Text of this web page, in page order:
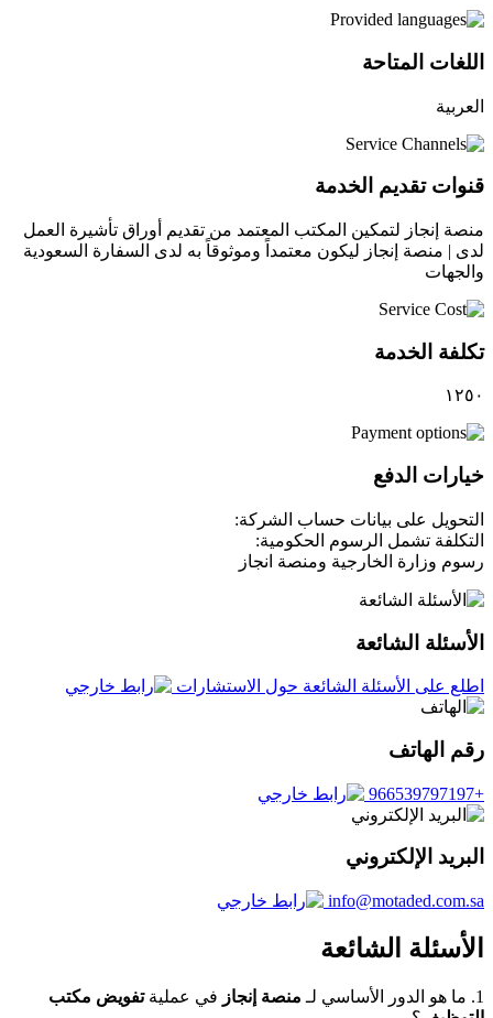
اللغات المتاحة
العربية
قنوات تقديم الخدمة
منصة إنجاز لتمكين المكتب المعتمد من تقديم أوراق تأشيرة العمل
لدى | منصة إنجاز ليكون معتمداً وموثوقاً به لدى السفارة السعودية
والجهات
تكلفة الخدمة
١٢٥٠
خيارات الدفع
التحويل على بيانات حساب الشركة:
التكلفة تشمل الرسوم الحكومية:
رسوم وزارة الخارجية ومنصة انجاز
الأسئلة الشائعة
اطلع على الأسئلة الشائعة حول الاستشارات
رقم الهاتف
+966539797197
البريد الإلكتروني
info@motaded.com.sa
الأسئلة الشائعة
1. ما هو الدور الأساسي لـ منصة إنجاز في عمليةتفويض مكتب